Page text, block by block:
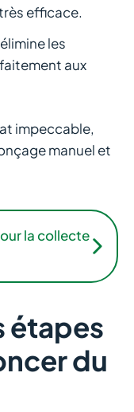
efficace.
les
aux
impeccable,
manuel et
la collecte
étapes
du